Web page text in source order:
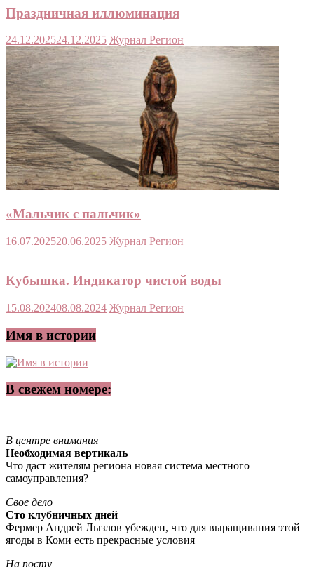
Праздничная иллюминация
24.12.202524.12.2025 Журнал Регион
«Мальчик с пальчик»
16.07.202520.06.2025 Журнал Регион
Кубышка. Индикатор чистой воды
15.08.202408.08.2024 Журнал Регион
Имя в истории
В свежем номере:
В центре внимания
Необходимая вертикаль
Что даст жителям региона новая система местного
самоуправления?
Свое дело
Сто клубничных дней
Фермер Андрей Лызлов убежден, что для выращивания этой
ягоды в Коми есть прекрасные условия
На посту